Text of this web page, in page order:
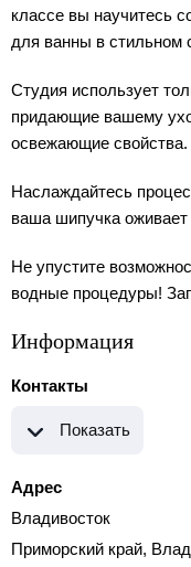
классе вы научитесь
для ванны в стильном
Студия использует
придающие вашему
освежающие свойства.
Наслаждайтесь
ваша шипучка оживает
Не упустите
водные процедуры!
Информация
Контакты
Показать
Адрес
Владивосток
Приморский край,